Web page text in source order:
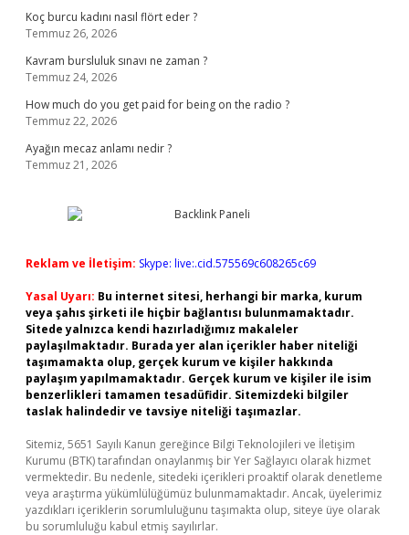
Koç burcu kadını nasıl flört eder ?
Temmuz 26, 2026
Kavram bursluluk sınavı ne zaman ?
Temmuz 24, 2026
How much do you get paid for being on the radio ?
Temmuz 22, 2026
Ayağın mecaz anlamı nedir ?
Temmuz 21, 2026
Reklam ve İletişim: Skype: live:.cid.575569c608265c69
Yasal Uyarı: Bu internet sitesi, herhangi bir marka, kurum
veya şahıs şirketi ile hiçbir bağlantısı bulunmamaktadır.
Sitede yalnızca kendi hazırladığımız makaleler
paylaşılmaktadır. Burada yer alan içerikler haber niteliği
taşımamakta olup, gerçek kurum ve kişiler hakkında
paylaşım yapılmamaktadır. Gerçek kurum ve kişiler ile isim
benzerlikleri tamamen tesadüfidir. Sitemizdeki bilgiler
taslak halindedir ve tavsiye niteliği taşımazlar.
Sitemiz, 5651 Sayılı Kanun gereğince Bilgi Teknolojileri ve İletişim
Kurumu (BTK) tarafından onaylanmış bir Yer Sağlayıcı olarak hizmet
vermektedir. Bu nedenle, sitedeki içerikleri proaktif olarak denetleme
veya araştırma yükümlülüğümüz bulunmamaktadır. Ancak, üyelerimiz
yazdıkları içeriklerin sorumluluğunu taşımakta olup, siteye üye olarak
bu sorumluluğu kabul etmiş sayılırlar.